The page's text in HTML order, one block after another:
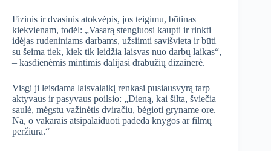
Fizinis ir dvasinis atokvėpis, jos teigimu, būtinas
kiekvienam, todėl: „Vasarą stengiuosi kaupti ir rinkti
idėjas rudeniniams darbams, užsiimti savišvieta ir būti
su šeima tiek, kiek tik leidžia laisvas nuo darbų laikas“,
– kasdienėmis mintimis dalijasi drabužių dizainerė.
Visgi ji leisdama laisvalaikį renkasi pusiausvyrą tarp
aktyvaus ir pasyvaus poilsio: „Dieną, kai šilta, šviečia
saulė, mėgstu važinėtis dviračiu, bėgioti gryname ore.
Na, o vakarais atsipalaiduoti padeda knygos ar filmų
peržiūra.“